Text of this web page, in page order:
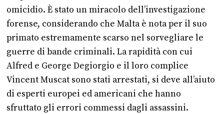
omicidio. È stato un miracolo dell’investigazione
forense, considerando che Malta è nota per il suo
primato estremamente scarso nel sorvegliare le
guerre di bande criminali. La rapidità con cui
Alfred e George Degiorgio e il loro complice
Vincent Muscat sono stati arrestati, si deve all’aiuto
di esperti europei ed americani che hanno
sfruttato gli errori commessi dagli assassini.